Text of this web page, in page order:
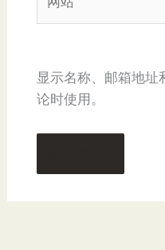
站
显示名称、邮箱地址
论时使用。